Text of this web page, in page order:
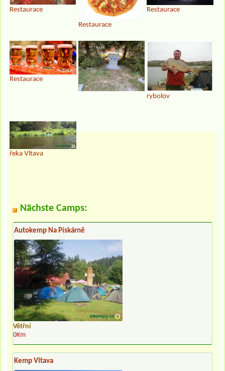
Restaurace
Restaurace
Restaurace
Restaurace
rybolov
řeka Vltava
Nächste Camps:
Autokemp Na Pískárně
Větřní
0Km
Kemp Vltava